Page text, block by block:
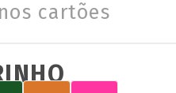
nos cartões